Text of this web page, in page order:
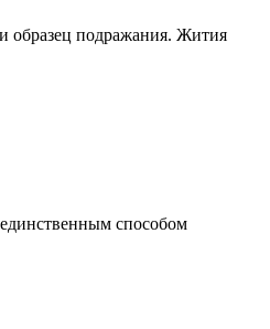
образец подражания. Жития
способом